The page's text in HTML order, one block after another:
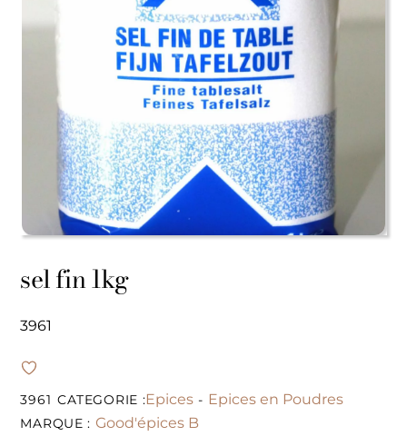
sel fin 1kg
3961
3961 CATEGORIE :Epices - Epices en Poudres
MARQUE : Good'épices B